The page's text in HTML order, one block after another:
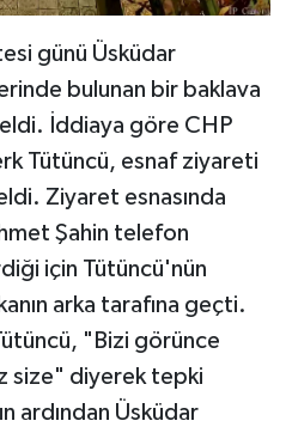
günü Üsküdar
bulunan bir baklava
İddiaya göre CHP
Tütüncü, esnaf ziyareti
Ziyaret esnasında
Şahin telefon
için Tütüncü'nün
arka tarafına geçti.
"Bizi görünce
size" diyerek tepki
ardından Üsküdar